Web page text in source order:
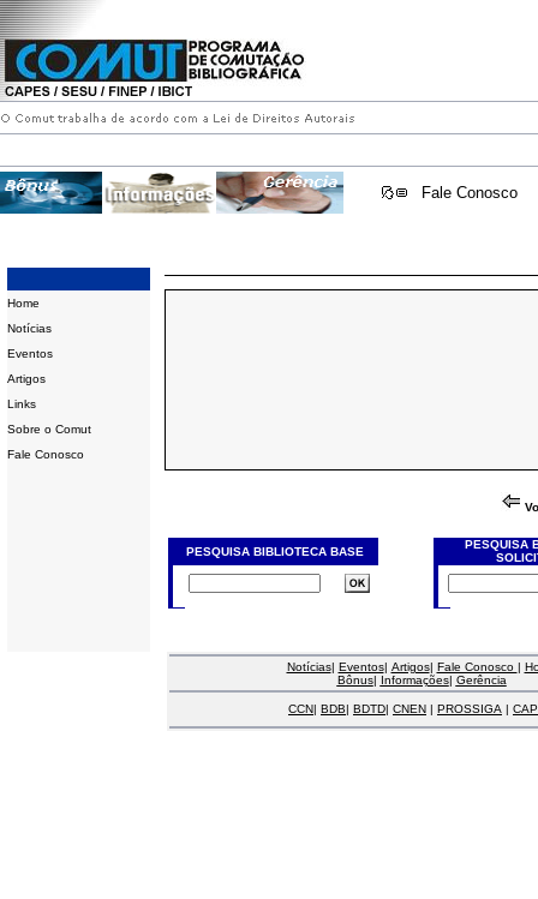
Fale Conosco
Home
Notícias
Eventos
Artigos
Links
Sobre o Comut
Fale Conosco
PESQUISA BIBLIOTECA BASE
PESQUISA
Notícias| Eventos| Artigos| Fale Conosco |
Bônus| Informações| Gerência
CCN| BDB| BDTD| CNEN | PROSSIGA |